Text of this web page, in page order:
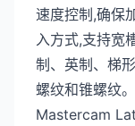
速度控制,确保
入方式,支持宽
制、英制、梯
螺纹和锥螺纹。
Mastercam